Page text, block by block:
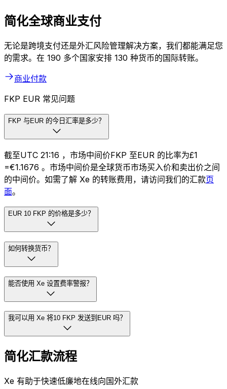
简化全球商业支付
无论是跨境支付还是外汇风险管理解决方案，我们都能满足您
的需求。在 190 多个国家安排 130 种货币的国际转账。
商业付款
FKP EUR 常见问题
FKP 与EUR 的今日汇率是多少？
截至UTC 21:16 ，市场中间价FKP 至EUR 的比率为£1
=€1.1676 。市场中间价是全球货币市场买入价和卖出价之间
的中间价。如需了解 Xe 的转账费用，请访问我们的汇款页
面。
EUR 10 FKP 的价格是多少？
如何转换货币？
能否使用 Xe 设置费率警报？
我可以用 Xe 将10 FKP 发送到EUR 吗？
简化汇款流程
Xe 有助于快速低廉地在线向国外汇款